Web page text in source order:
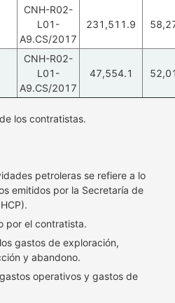
CNH-R02-
L01-
A9.CS/2017
231,511.9
CNH-R02-
L01-
A9.CS/2017
47,554.1
los contratistas.
petroleras se refiere a lo
emitidos por la Secretaría de
por el contratista.
gastos de exploración,
y abandono.
operativos y gastos de